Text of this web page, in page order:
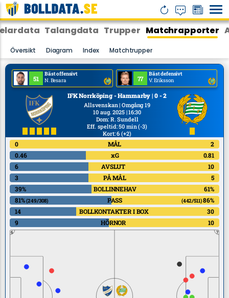
Talangdata Trupper Matchrapporter
Översikt Diagram Index Matchtrupper
IFK Norrköping - Hammarby | 0 - 2
Allsvenskan | Omgång 19
10 aug. 2025 | 16:30
Dom: R. Sundell
Eff. speltid: 50 min(-3)
Kort: 6(+2)
51
Bäst offensivt
N. Besara
77
Bäst defensivt
V. Eriksson
0 MÅL
2
0.46
xG
0.81
6
AVSLUT
10
3
PÅ MÅL
5
39%
BOLLINNEHAV
61%
81%(249/308) PASS (442/511)86%
14
BOLLKONTAKTER I BOX
30
9
HÖRNOR 10
6 7